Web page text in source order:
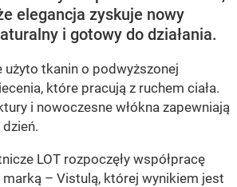
elegancja zyskuje nowy
i gotowy do działania.
użyto tkanin o podwyższonej
które pracują z ruchem ciała.
i nowoczesne włókna zapewniają
LOT rozpoczęły współpracę
– Vistulą, której wynikiem jest